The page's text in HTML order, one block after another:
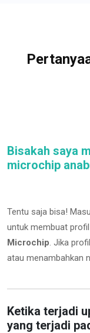
Bisakah saya
microchip
Tentu saja bisa!
untuk membuat
Microchip. Jika
atau menambahkan
Ketika terjadi
yang terjadi